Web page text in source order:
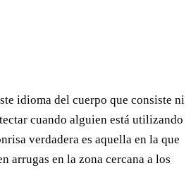
idioma del cuerpo que consiste ni
cuando alguien está utilizando
verdadera es aquella en la que
arrugas en la zona cercana a los